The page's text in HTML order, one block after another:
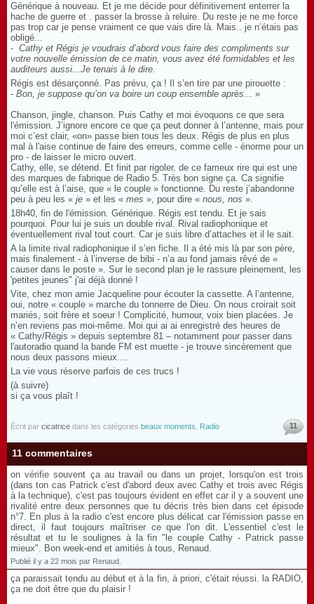
Générique à nouveau. Et je me décide pour définitivement enterrer la
hache de guerre et . passer la brosse à reluire. Du reste je ne me force
pas trop car je pense vraiment ce que vais dire là. Mais.. je n’étais pas
obligé...
- Cathy et Régis je voudrais d’abord vous faire des compliments sur
votre nouvelle émission de ce matin, vous avez été formidables et les
auditeurs aussi...Je tenais à le dire.
Régis est désarçonné. Pas prévu, ça ! Il s’en tire par une pirouette :
- Bon, je suppose qu’on va boire un coup ensemble après... »
Chanson, jingle, chanson. Puis Cathy et moi évoquons ce que sera
l'émission. J’ignore encore ce que ça peut donner à l’antenne, mais pour
moi c’est clair, «on» passe bien tous les deux. Régis de plus en plus
mal à l'aise continue de faire des erreurs, comme celle - énorme pour un
pro - de laisser le micro ouvert.
Cathy, elle, se détend. Et finit par rigoler, de ce fameux rire qui est une
des marques de fabrique de Radio 5. Très bon signe ça. Ca signifie
qu’elle est à l’aise, que « le couple » fonctionne. Du reste j’abandonne
peu à peu les « je » et les « mes », pour dire « nous, nos ».
18h40, fin de l'émission. Générique. Régis est tendu. Et je sais
pourquoi. Pour lui je suis un double rival. Rival radiophonique et
éventuellement rival tout court. Car je suis libre d’attaches et il le sait.
A la limite rival radiophonique il s’en fiche. Il a été mis là par son père,
mais finalement - à l’inverse de bibi - n’a au fond jamais rêvé de «
causer dans le poste ». Sur le second plan je le rassure pleinement, les
'petites jeunes" j'ai déjà donné !
Vite, chez mon amie Jacqueline pour écouter la cassette. A l’antenne,
oui, notre « couple » marche du tonnerre de Dieu. On nous croirait soit
mariés, soit frère et soeur ! Complicité, humour, voix bien placées. Je
n’en reviens pas moi-même. Moi qui ai ai enregistré des heures de
« Cathy/Régis » depuis septembre 81 – notamment pour passer dans
l'autoradio quand la bande FM est muette - je trouve sincèrement que
nous deux passons mieux....
La vie vous réserve parfois de ces trucs !
(à suivre)
si ça vous plaît !
Écrit par cicatrice dans les catégories beaux moments Radio 11
11 commentaires
on vérifie souvent ça au travail ou dans un projet, lorsqu'on est trois
(dans ton cas Patrick c'est d'abord deux avec Cathy et trois avec Régis
à la technique), c'est pas toujours évident en effet car il y a souvent une
rivalité entre deux personnes que tu décris très bien dans cet épisode
n°7. En plus à la radio c'est encore plus délicat car l'émission passe en
direct, il faut toujours maîtriser ce que l'on dit. L'essentiel c'est le
résultat et tu le soulignes à la fin "le couple Cathy - Patrick passe
mieux". Bon week-end et amitiés à tous, Renaud.
Publié il y a 22 mois par Renaud.
ça paraissait tendu au début et à la fin, à priori, c'était réussi. la RADIO,
ça ne doit être que du plaisir !